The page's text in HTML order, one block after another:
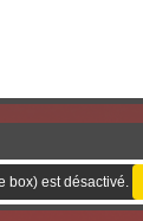
box) est désactivé.